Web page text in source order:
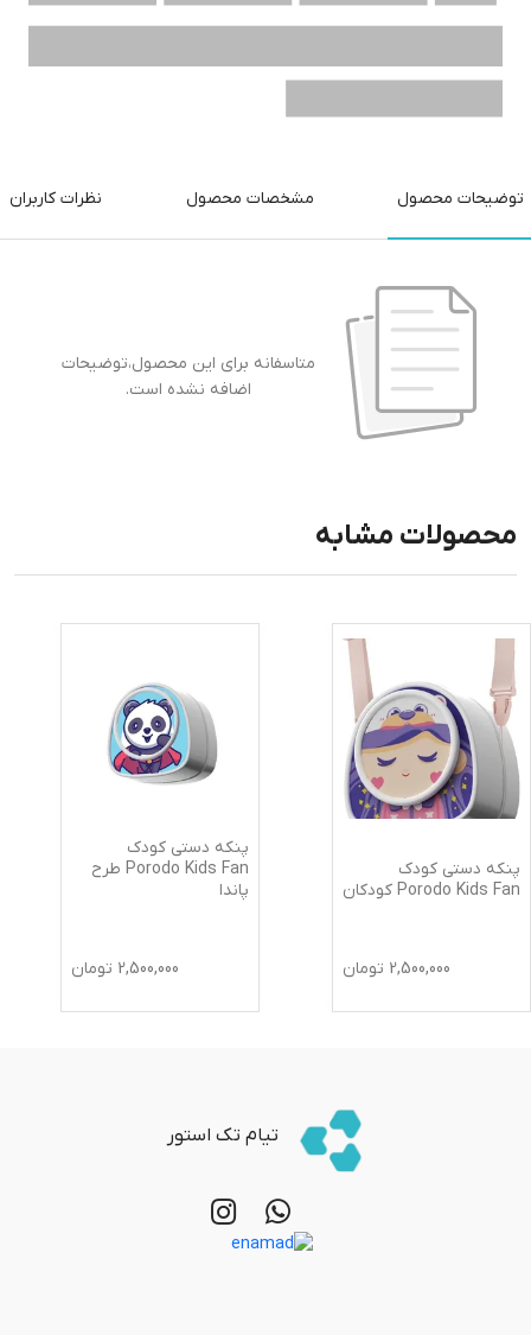
توضیحات محصول مشخصات محصول نظرات کاربران
متاسفانه برای این محصول،توضیحات
اضافه نشده است.
محصولات مشابه
پنکه دستی کودک
Porodo Kids Fan کودکان
2,500,000 تومان
پنکه دستی کودک
Porodo Kids Fan طرح
پاندا
2,500,000 تومان
تیام تک استور